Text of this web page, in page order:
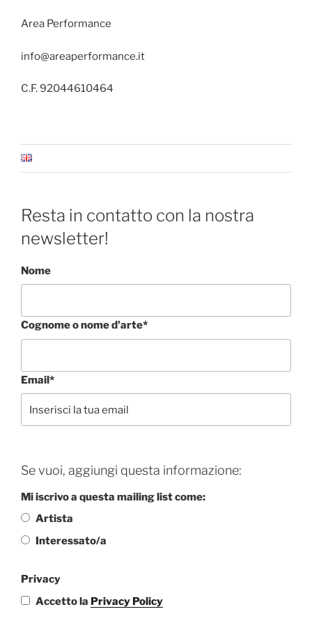
Area Performance
info@areaperformance.it
C.F. 92044610464
Resta in contatto con la nostra
newsletter!
Nome
Cognome o nome d'arte*
Email*
Se vuoi, aggiungi questa informazione:
Mi iscrivo a questa mailing list come:
Artista
Interessato/a
Privacy
Accetto la Privacy Policy